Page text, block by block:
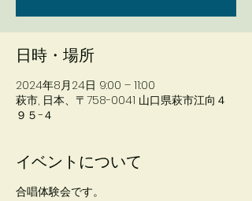
日時・場所
2024年8月24日 9:00 – 11:00
萩市, 日本、〒758-0041 山口県萩市江向４
９５−４
イベントについて
合唱体験会です。